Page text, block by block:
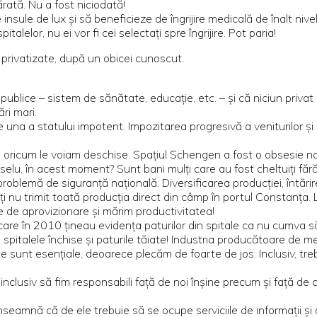
Nu a fost niciodată!
de lux și să beneficieze de îngrijire medicală de înalt
nu ei vor fi cei selectați spre îngrijire. Pot paria!
după un obicei cunoscut.
– sistem de sănătate, educație, etc. – și că niciun
mari.
a statului impotent. Impozitarea progresivă a veniturilor
le voiam deschise. Spațiul Schengen a fost o obsesie
în acest moment? Sunt bani mulți care au fost cheltuiți
de siguranță națională. Diversificarea producției,
trimit toată producția direct din câmp în portul
aprovizionare și mărim productivitatea!
în 2010 țineau evidența paturilor din spitale ca nu cumva
închise și paturile tăiate! Industria producătoare de
esențiale, deoarece plecăm de foarte de jos. Inclusiv,
să fim responsabili față de noi înșine precum și față de
că de ele trebuie să se ocupe serviciile de informații